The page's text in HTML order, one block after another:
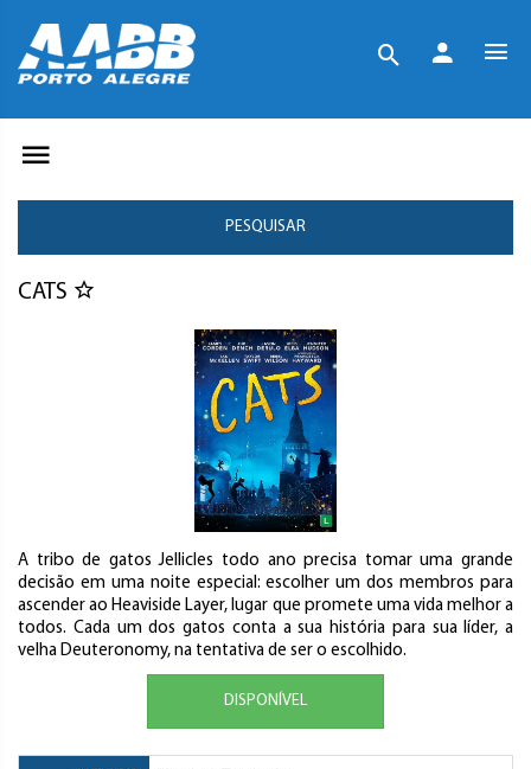
PESQUISAR
CATS
A tribo de gatos Jellicles todo ano precisa tomar uma grande
decisão em uma noite especial: escolher um dos membros para
ascender ao Heaviside Layer, lugar que promete uma vida melhor a
todos. Cada um dos gatos conta a sua história para sua líder, a
velha Deuteronomy, na tentativa de ser o escolhido.
DISPONÍVEL